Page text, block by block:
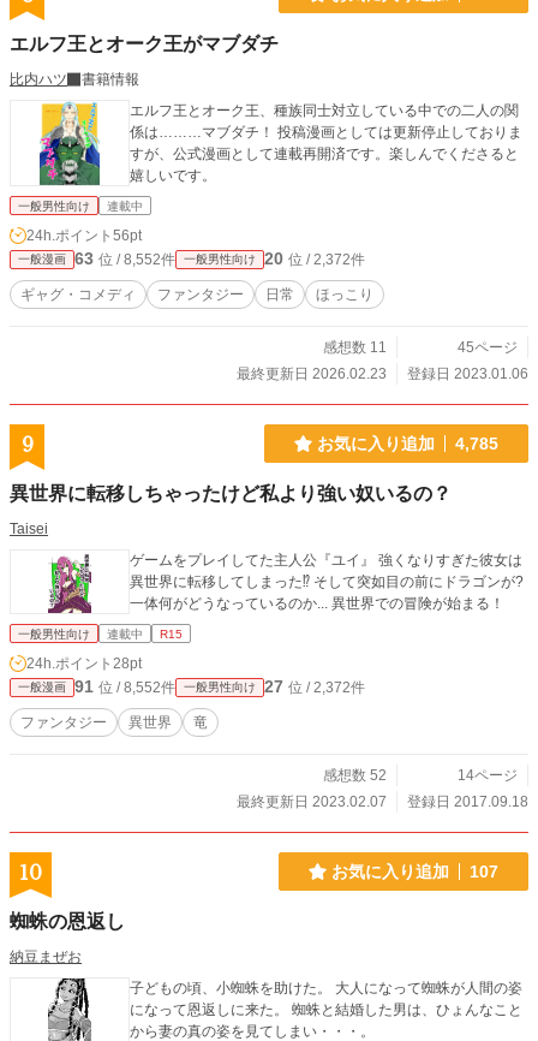
エルフ王とオーク王がマブダチ
比内ハツ
書籍情報
エルフ王とオーク王、種族同士対立している中での二人の関
係は………マブダチ！ 投稿漫画としては更新停止しておりま
すが、公式漫画として連載再開済です。楽しんでくださると
嬉しいです。
一般男性向け 連載中
24h.ポイント 56pt
一般漫画 63 位 / 8,552件 一般男性向け 20 位 / 2,372件
ギャグ・コメディ ファンタジー 日常 ほっこり
感想数 11
45ページ
最終更新日 2026.02.23
登録日 2023.01.06
9 お気に入り追加 4,785
異世界に転移しちゃったけど私より強い奴いるの？
Taisei
ゲームをプレイしてた主人公『ユイ』 強くなりすぎた彼女は
異世界に転移してしまった⁉︎ そして突如目の前にドラゴンが?
一体何がどうなっているのか... 異世界での冒険が始まる！
一般男性向け 連載中 R15
24h.ポイント 28pt
一般漫画 91 位 / 8,552件 一般男性向け 27 位 / 2,372件
ファンタジー 異世界 竜
感想数 52
14ページ
最終更新日 2023.02.07
登録日 2017.09.18
10 お気に入り追加 107
蜘蛛の恩返し
納豆まぜお
子どもの頃、小蜘蛛を助けた。 大人になって蜘蛛が人間の姿
になって恩返しに来た。 蜘蛛と結婚した男は、ひょんなこと
から妻の真の姿を見てしまい・・・。